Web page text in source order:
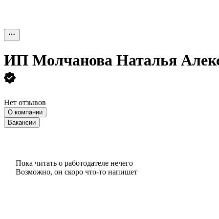
ИП Молчанова Наталья
Нет отзывов
О компании
Вакансии
Пока читать о работодателе нечего
Возможно, он скоро что‑то напишет